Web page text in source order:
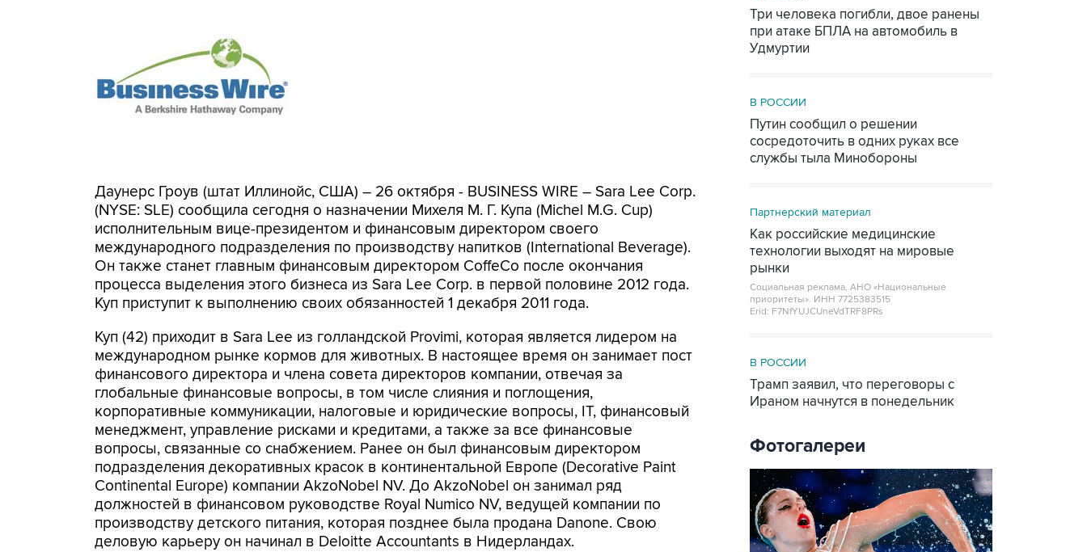
Даунерс Гроув (штат Иллинойс, США) – 26 октября - BUSINESS WIRE – Sara Lee Corp.
(NYSE: SLE) сообщила сегодня о назначении Михеля М. Г. Купа (Michel M.G. Cup)
исполнительным вице-президентом и финансовым директором своего
международного подразделения по производству напитков (International Beverage).
Он также станет главным финансовым директором CoffeCo после окончания
процесса выделения этого бизнеса из Sara Lee Corp. в первой половине 2012 года.
Куп приступит к выполнению своих обязанностей 1 декабря 2011 года.
Куп (42) приходит в Sara Lee из голландской Provimi, которая является лидером на
международном рынке кормов для животных. В настоящее время он занимает пост
финансового директора и члена совета директоров компании, отвечая за
глобальные финансовые вопросы, в том числе слияния и поглощения,
корпоративные коммуникации, налоговые и юридические вопросы, IT, финансовый
менеджмент, управление рисками и кредитами, а также за все финансовые
вопросы, связанные со снабжением. Ранее он был финансовым директором
подразделения декоративных красок в континентальной Европе (Decorative Paint
Continental Europe) компании AkzoNobel NV. До AkzoNobel он занимал ряд
должностей в финансовом руководстве Royal Numico NV, ведущей компании по
производству детского питания, которая позднее была продана Danone. Свою
деловую карьеру он начинал в Deloitte Accountants в Нидерландах.
Три человека погибли, двое ранены
при атаке БПЛА на автомобиль в
Удмуртии
В РОССИИ
Путин сообщил о решении
сосредоточить в одних руках все
службы тыла Минобороны
Партнерский материал
Как российские медицинские
технологии выходят на мировые
рынки
Социальная реклама, АНО «Национальные
приоритеты». ИНН 7725383515
Erid: F7NfYUJCUneVdTRF8PRs
В РОССИИ
Трамп заявил, что переговоры с
Ираном начнутся в понедельник
Фотогалереи